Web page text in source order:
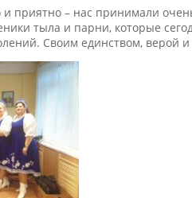
и приятно – нас принимали
тыла и парни, которые
Своим единством, верой